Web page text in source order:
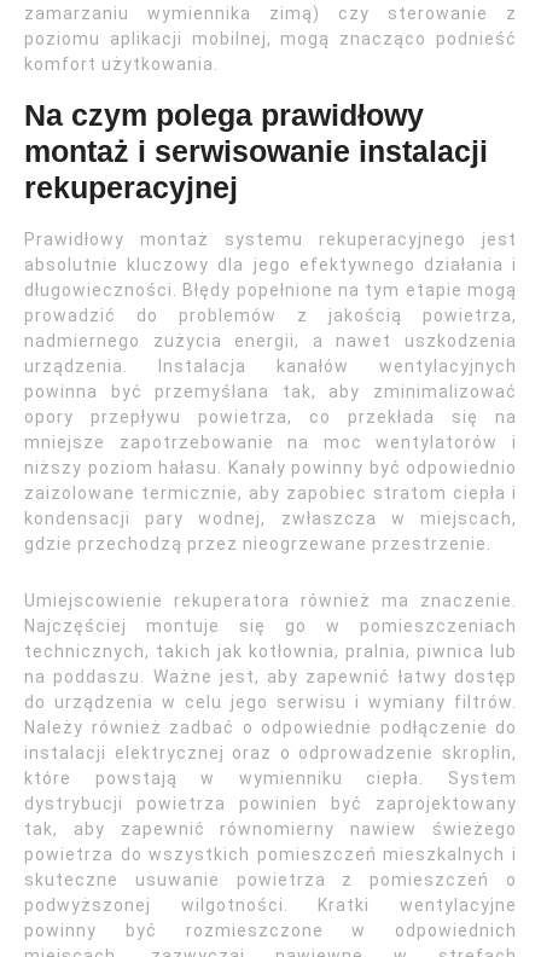
zamarzaniu wymiennika zimą) czy sterowanie z
poziomu aplikacji mobilnej, mogą znacząco podnieść
komfort użytkowania.
Na czym polega prawidłowy
montaż i serwisowanie instalacji
rekuperacyjnej
Prawidłowy montaż systemu rekuperacyjnego jest
absolutnie kluczowy dla jego efektywnego działania i
długowieczności. Błędy popełnione na tym etapie mogą
prowadzić do problemów z jakością powietrza,
nadmiernego zużycia energii, a nawet uszkodzenia
urządzenia. Instalacja kanałów wentylacyjnych
powinna być przemyślana tak, aby zminimalizować
opory przepływu powietrza, co przekłada się na
mniejsze zapotrzebowanie na moc wentylatorów i
niższy poziom hałasu. Kanały powinny być odpowiednio
zaizolowane termicznie, aby zapobiec stratom ciepła i
kondensacji pary wodnej, zwłaszcza w miejscach,
gdzie przechodzą przez nieogrzewane przestrzenie.
Umiejscowienie rekuperatora również ma znaczenie.
Najczęściej montuje się go w pomieszczeniach
technicznych, takich jak kotłownia, pralnia, piwnica lub
na poddaszu. Ważne jest, aby zapewnić łatwy dostęp
do urządzenia w celu jego serwisu i wymiany filtrów.
Należy również zadbać o odpowiednie podłączenie do
instalacji elektrycznej oraz o odprowadzenie skroplin,
które powstają w wymienniku ciepła. System
dystrybucji powietrza powinien być zaprojektowany
tak, aby zapewnić równomierny nawiew świeżego
powietrza do wszystkich pomieszczeń mieszkalnych i
skuteczne usuwanie powietrza z pomieszczeń o
podwyższonej wilgotności. Kratki wentylacyjne
powinny być rozmieszczone w odpowiednich